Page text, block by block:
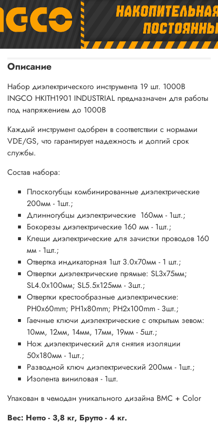
Описание
Набор диэлектрического инструмента 19 шт. 1000В
INGCO HKITH1901 INDUSTRIAL предназначен для работы
под напряжением до 1000В
Каждый инструмент одобрен в соответствии с нормами
VDE/GS, что гарантирует надежность и долгий срок
службы.
Состав набора:
Плоскогубцы комбинированные диэлектрические
200мм - 1шт.;
Длинногубцы диэлектрические 160мм - 1шт.;
Бокорезы диэлектрические 160 мм - 1шт.;
Клещи диэлектрические для зачистки проводов 160
мм - 1шт.;
Отвертка индикаторная 1шт 3.0x70мм - 1 шт.;
Отвертки диэлектрические прямые: SL3x75мм;
SL4.0x100мм; SL5.5х125мм - 3шт.;
Отвертки крестообразные диэлектрические:
PH0x60mm; PH1x80mm; PH2x100mm - 3шт.;
Гаечные ключи диэлектрические с открытым зевом:
10мм, 12мм, 14мм, 17мм, 19мм - 5шт.;
Нож диэлектрический для снятия изоляции
50x180мм - 1шт.;
Разводной ключ диэлектрический 200мм - 1шт.;
Изолента виниловая - 1шт.
Упакован в чемодан уникального дизайна BMC + Color
Вес: Нетто - 3,8 кг, Брутто - 4 кг.